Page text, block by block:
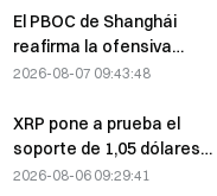
impacto en los
rendimientos a largo
plazo sería limitado.
El PBOC de Shanghái
reafirma la ofensiva
contra las criptomonedas
trabajo del 4 de agosto
2026-08-07 09:43:48
XRP pone a prueba el
soporte de 1,05 dólares
mientras Ethereum se
2026-08-06 09:29:41